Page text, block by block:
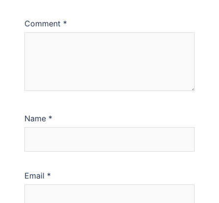
Comment *
Name *
Email *